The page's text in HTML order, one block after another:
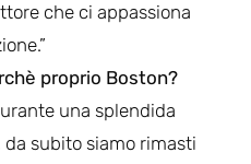
che ci appassiona
proprio Boston?
una splendida
subito siamo rimasti